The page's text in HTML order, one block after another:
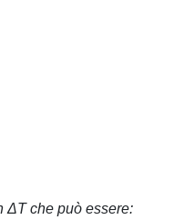
ΔT che può essere: